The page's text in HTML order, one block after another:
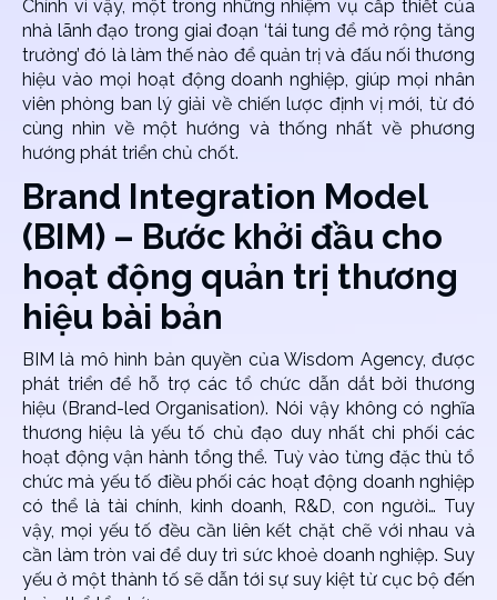
Chính vì vậy, một trong những nhiệm vụ cấp thiết của
nhà lãnh đạo trong giai đoạn ‘tái tung để mở rộng tăng
trưởng’ đó là làm thế nào để quản trị và đấu nối thương
hiệu vào mọi hoạt động doanh nghiệp, giúp mọi nhân
viên phòng ban lý giải về chiến lược định vị mới, từ đó
cùng nhìn về một hướng và thống nhất về phương
hướng phát triển chủ chốt.
Brand Integration Model
(BIM) – Bước khởi đầu cho
hoạt động quản trị thương
hiệu bài bản
BIM là mô hình bản quyền của Wisdom Agency, được
phát triển để hỗ trợ các tổ chức dẫn dắt bởi thương
hiệu (Brand-led Organisation). Nói vậy không có nghĩa
thương hiệu là yếu tố chủ đạo duy nhất chi phối các
hoạt động vận hành tổng thể. Tuỳ vào từng đặc thù tổ
chức mà yếu tố điều phối các hoạt động doanh nghiệp
có thể là tài chính, kinh doanh, R&D, con người… Tuy
vậy, mọi yếu tố đều cần liên kết chặt chẽ với nhau và
cần làm tròn vai để duy trì sức khoẻ doanh nghiệp. Suy
yếu ở một thành tố sẽ dẫn tới sự suy kiệt từ cục bộ đến